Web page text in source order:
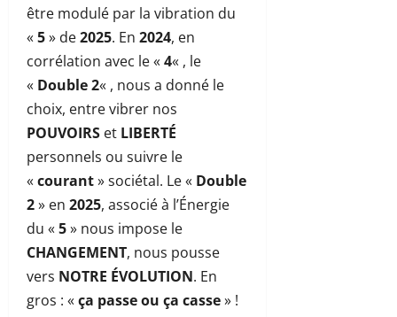
être modulé par la vibration du
«5» de2025. En 2024, en
corrélation avec le «4« , le
« Double 2« , nous a donné le
choix, entre vibrer nos
POUVOIRS et LIBERTÉ
personnels ou suivre le
«courant» sociétal. Le « Double
2» en 2025, associé à l’Énergie
du «5» nous impose le
CHANGEMENT, nous pousse
vers NOTRE ÉVOLUTION. En
gros : «ça passe ou ça casse» !